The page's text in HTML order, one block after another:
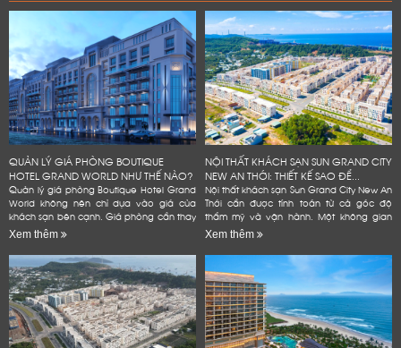
QUẢN LÝ GIÁ PHÒNG BOUTIQUE
HOTEL GRAND WORLD NHƯ THẾ NÀO?
Quản lý giá phòng Boutique Hotel Grand
World không nên chỉ dựa vào giá của
khách sạn bên cạnh. Giá phòng cần thay
đổi theo mùa, ngày trong tuần và lượng
phòng còn lại. Chủ khách sạn...
Xem thêm
NỘI THẤT KHÁCH SẠN SUN GRAND CITY
NEW AN THỚI: THIẾT KẾ SAO ĐỂ...
Nội thất khách sạn Sun Grand City New An
Thới cần được tính toán từ cả góc độ
thẩm mỹ và vận hành. Một không gian
đẹp có thể tạo ấn tượng ban đầu. Tuy
nhiên, khách sạn còn...
Xem thêm
LỜI CẢM ƠN
LIFECONCEPT